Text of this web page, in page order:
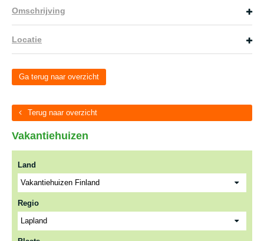
Omschrijving
Locatie
Ga terug naar overzicht
Terug naar overzicht
Vakantiehuizen
Land
Regio